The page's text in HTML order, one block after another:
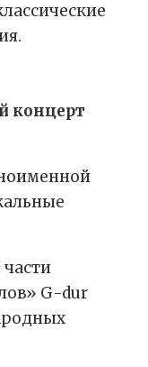
концерт
части
G-dur